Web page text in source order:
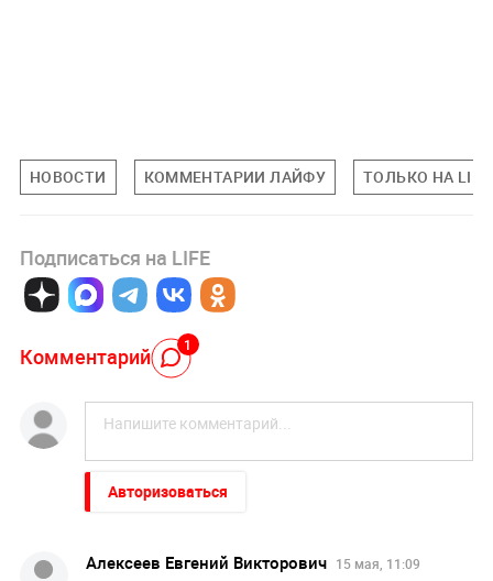
НОВОСТИ КОММЕНТАРИИ ЛАЙФУ ТОЛЬКО НА LIFE
Подписаться на LIFE
Комментарий 1
Авторизоваться
Алексеев Евгений Викторович 15 мая, 11:09